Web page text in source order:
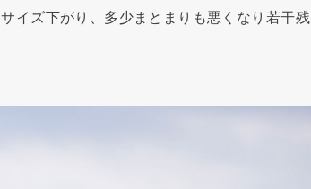
イズ下がり、多少まとまりも悪くなり若干残